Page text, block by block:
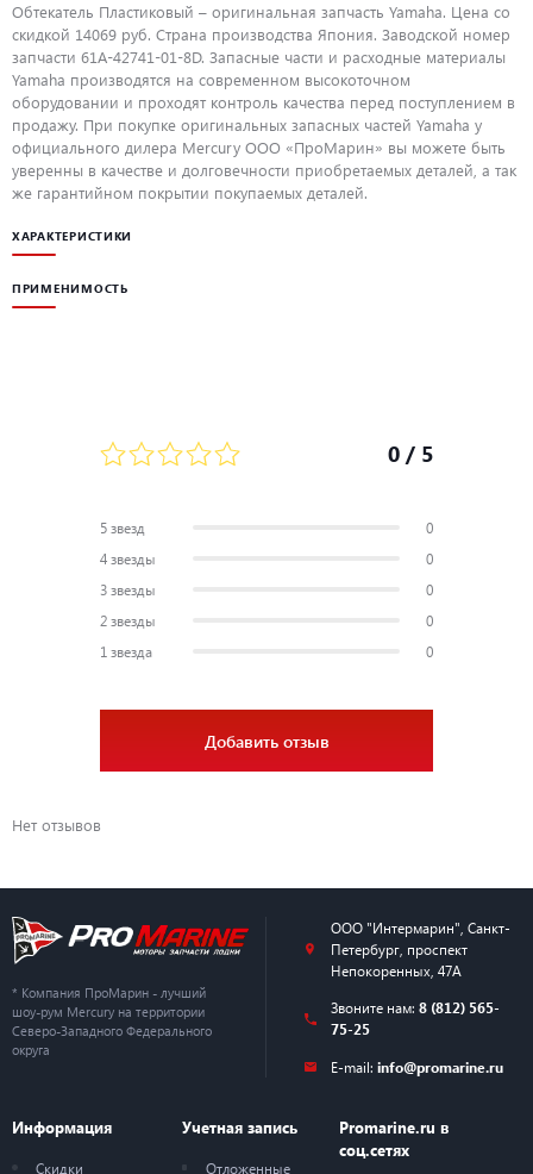
Обтекатель Пластиковый – оригинальная запчасть Yamaha. Цена со
скидкой 14069 руб. Страна производства Япония. Заводской номер
запчасти 61A-42741-01-8D. Запасные части и расходные материалы
Yamaha производятся на современном высокоточном
оборудовании и проходят контроль качества перед поступлением в
продажу. При покупке оригинальных запасных частей Yamaha у
официального дилера Mercury ООО «ПроМарин» вы можете быть
уверенны в качестве и долговечности приобретаемых деталей, а так
же гарантийном покрытии покупаемых деталей.
ХАРАКТЕРИСТИКИ
ПРИМЕНИМОСТЬ
0 / 5
5 звезд
0
4 звезды
0
3 звезды
0
2 звезды
0
1 звезда
0
Добавить отзыв
Нет отзывов
* Компания ПроМарин - лучший
шоу-рум Mercury на территории
Северо-Западного Федерального
округа
ООО "Интермарин" Санкт-
Петербург, проспект
Непокоренных, 47А
Звоните нам: 8 (812) 565-
75-25
E-mail: info@promarine.ru
Информация
Скидки
Учетная запись
Отложенные
Promarine.ru в
соц.сетях